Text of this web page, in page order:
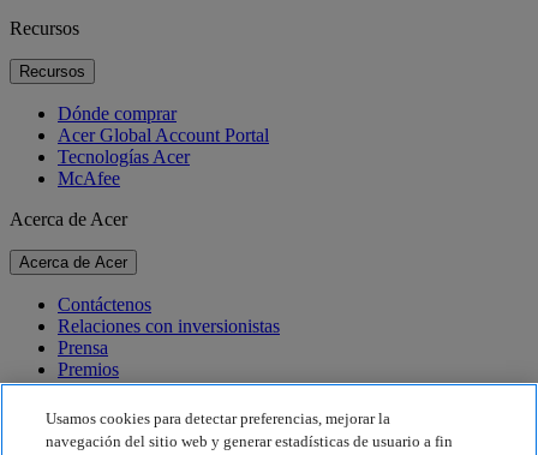
Recursos
Recursos
Dónde comprar
Acer Global Account Portal
Tecnologías Acer
McAfee
Acerca de Acer
Acerca de Acer
Contáctenos
Relaciones con inversionistas
Prensa
Premios
Eventos
Sostenibilidad
Usamos cookies para detectar preferencias, mejorar la
navegación del sitio web y generar estadísticas de usuario a fin